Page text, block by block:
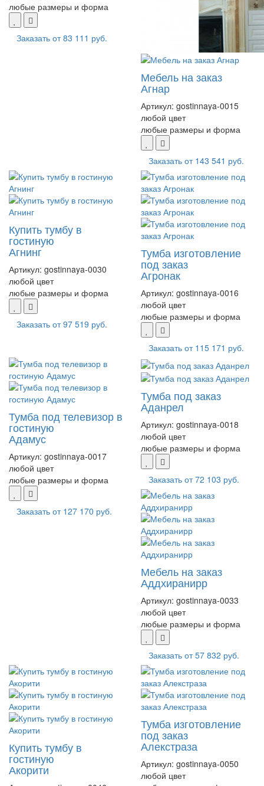
любые размеры и форма
Заказать от83 111 руб.
Мебель на заказ
Агнар
Артикул: gostinnaya-0015
любой цвет
любые размеры и форма
Заказать от 143 541 руб.
Купить тумбу в
гостиную
Агнинг
Артикул: gostinnaya-0030
любой цвет
любые размеры и форма
Заказать от97 519 руб.
Тумба изготовление
под заказ
Агронак
Артикул: gostinnaya-0016
любой цвет
любые размеры и форма
Заказать от 115 171 руб.
Тумба под телевизор в
гостиную
Адамус
Артикул: gostinnaya-0017
любой цвет
любые размеры и форма
Заказать от 127 170 руб.
Тумба под заказ
Аданрел
Артикул: gostinnaya-0018
любой цвет
любые размеры и форма
Заказать от72 103 руб.
Мебель на заказ
Аддхиранирр
Артикул: gostinnaya-0033
любой цвет
любые размеры и форма
Заказать от57 832 руб.
Купить тумбу в
гостиную
Акорити
Тумба изготовление
под заказ
Алекстраза
Артикул: gostinnaya-0050
любой цвет